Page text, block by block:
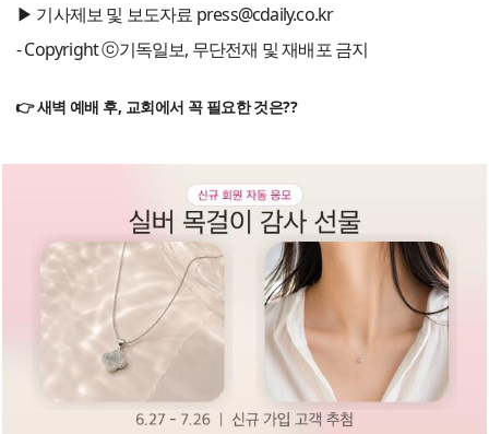
▶ 기사제보 및 보도자료 press@cdaily.co.kr
- Copyright ⓒ기독일보, 무단전재 및 재배포 금지
👉 새벽 예배 후, 교회에서 꼭 필요한 것은??